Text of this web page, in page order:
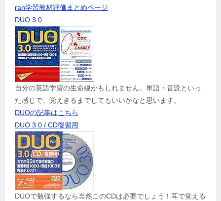
ran学習教材評価まとめページ
DUO 3.0
自分の英語学習の生命線かもしれません。単語・音読といっ
た感じで、覚えきるまでしてもいいかなと思います。
DUOの記事はこちら
DUO 3.0 / CD復習用
DUOで勉強するなら当然このCDは必要でしょう！耳で覚える